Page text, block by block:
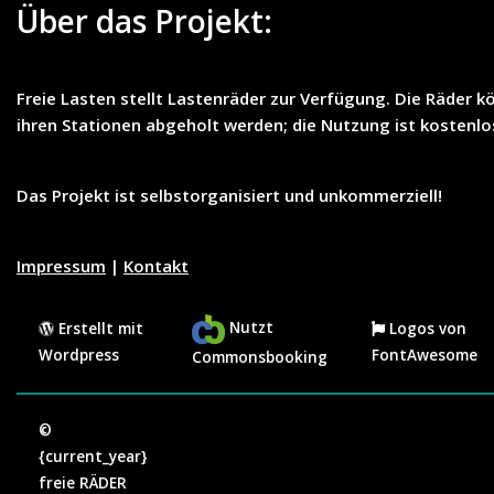
Über das Projekt:
Freie Lasten stellt Lastenräder zur Verfügung. Die Räder
ihren Stationen abgeholt werden; die Nutzung ist
Das Projekt ist selbstorganisiert und unkommerziell!
Impressum | Kontakt
Erstellt mit
Wordpress
Nutzt
Commonsbooking
Logos von
FontAwesome
©
{current_year}
freie RÄDER